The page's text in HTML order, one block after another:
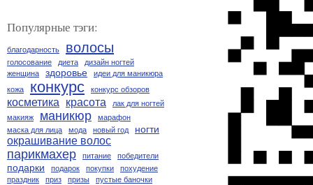
Популярные тэги:
благодарность волосы
голосование диета
дизайн ногтей
женщина
здоровье
идеи для маникюра
кожа
конкурс конкурс обзоров
косметика красота
лак для ногтей
макияж
маникюр
марафон
маска для лица
мода новый год ногти
окрашивание волос
парикмахер питание победители
подарки подарок покупки
похудение
праздник
приз призы
пустые баночки